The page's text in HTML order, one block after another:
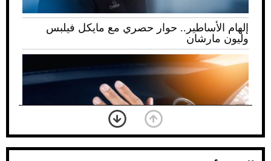
إلهام الأساطير.. حوار حصري مع مايكل فيلبس
وليون مارشان